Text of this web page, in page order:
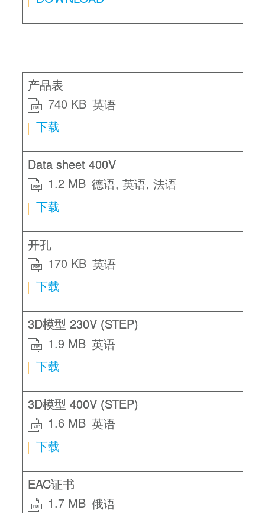
产品表
英语
PDF
740 KB
下载
Data sheet 400V
德语 英语 法语
PDF
1.2 MB
下载
开孔
英语
PDF
170 KB
下载
3D模型 230V (STEP)
英语
ZIP
1.9 MB
下载
3D模型 400V (STEP)
英语
ZIP
1.6 MB
下载
EAC证书
俄语
PDF
1.7 MB